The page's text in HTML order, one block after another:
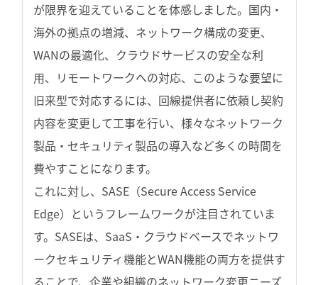
が限界を迎えていることを体感しました。国内・
海外の拠点の増減、ネットワーク構成の変更、
WANの最適化、クラウドサービスの安全な利
用、リモートワークへの対応、このような要望に
旧来型で対応するには、回線提供者に依頼し契約
内容を変更して工事を行い、様々なネットワーク
製品・セキュリティ製品の導入など多くの時間を
費やすことになります。
これに対し、SASE（Secure Access Service
Edge）というフレームワークが注目されていま
す。SASEは、SaaS・クラウドベースでネットワ
ークセキュリティ機能とWAN機能の両方を提供す
ることで、企業や組織のネットワーク変更ニーズ